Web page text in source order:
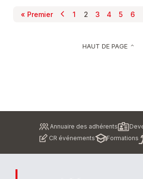
Pagination
Première page
« Premier Page précédente
chevron_left Page
1
Page courante
2
Page
3
Page
4
Page
5 6
HAUT DE PAGE keyboard_arrow_up
Annuaire des adhérents
CR événements
Formations